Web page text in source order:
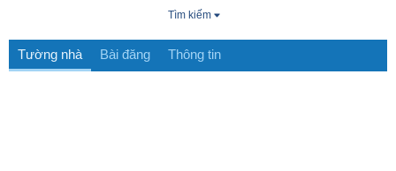
Tìm kiếm
Tường nhà Bài đăng Thông tin